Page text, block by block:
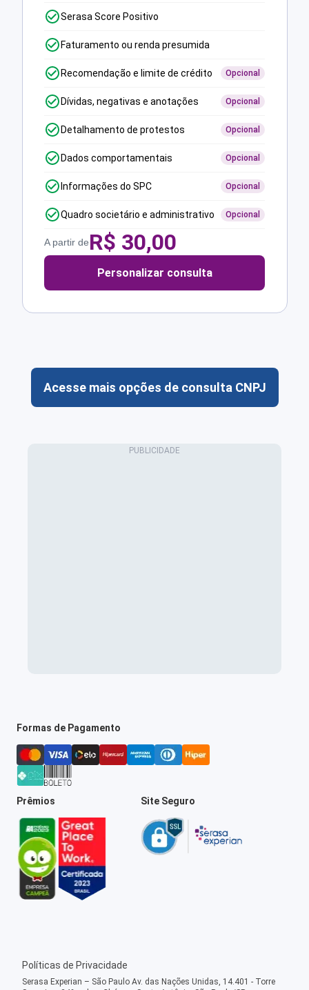
Serasa Score Positivo
Faturamento ou renda presumida
Recomendação e limite de crédito Opcional
Dívidas, negativas e anotações Opcional
Detalhamento de protestos Opcional
Dados comportamentais Opcional
Informações do SPC Opcional
Quadro societário e administrativo Opcional
A partir deR$ 30,00
Personalizar consulta
Acesse mais opções de consulta CNPJ
Formas de Pagamento
Prêmios Site Seguro
Políticas de Privacidade
Serasa Experian – São Paulo Av. das Nações Unidas, 14.401 - Torre